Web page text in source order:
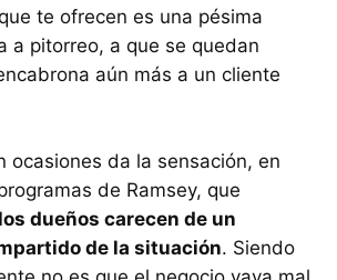
te ofrecen es una pésima
a pitorreo, a que se quedan
aún más a un cliente
ocasiones da la sensación, en
de Ramsey, que
dueños carecen de un
de la situación. Siendo